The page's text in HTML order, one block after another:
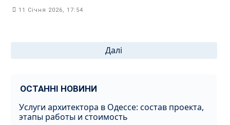
11 Січня 2026, 17:54
Далі
ОСТАННІ НОВИНИ
Услуги архитектора в Одессе: состав проекта,
этапы работы и стоимость